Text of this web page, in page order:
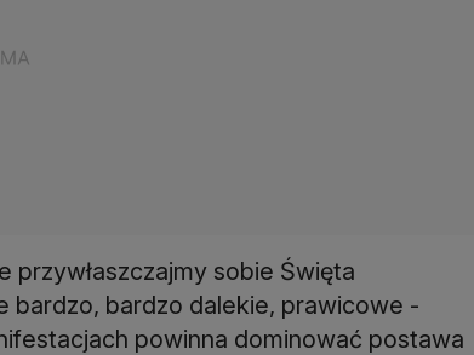
przywłaszczajmy sobie Święta
bardzo, bardzo dalekie, prawicowe -
powinna dominować postawa